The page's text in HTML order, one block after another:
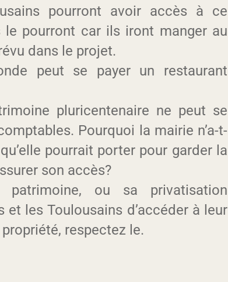
pourront avoir accès à ce
le pourront car ils iront manger au
dans le projet.
peut se payer un restaurant
pluricentenaire ne peut se
Pourquoi la mairie n’a-t-
pourrait porter pour garder la
son accès?
ou sa privatisation
les Toulousains d’accéder à leur
propriété, respectez le.